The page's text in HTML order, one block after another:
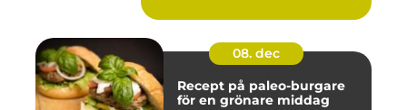
08. dec
Recept på paleo-burgare
för en grönare middag